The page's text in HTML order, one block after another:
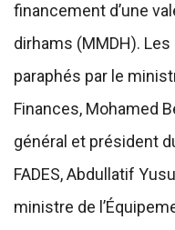
financement d’une
dirhams (MMDH).
paraphés par le
Finances, Mohamed
général et président
FADES, Abdullatif
ministre de